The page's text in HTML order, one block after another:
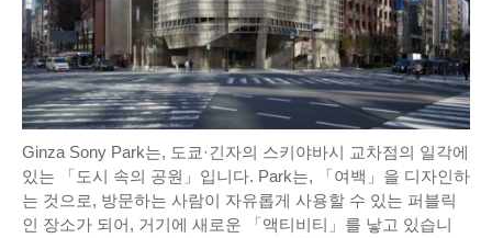
Ginza Sony Park는, 도쿄·긴자의 스키야바시 교차점의 일각에
있는 「도시 속의 공원」입니다. Park는, 「여백」을 디자인하
는 것으로, 방문하는 사람이 자유롭게 사용할 수 있는 퍼블릭
인 장소가 되어, 거기에 새로운 「액티비티」를 낳고 있습니